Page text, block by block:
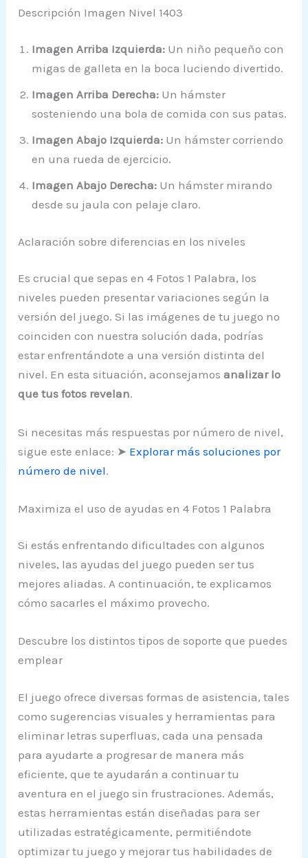
Descripción Imagen Nivel 1403
Imagen Arriba Izquierda: Un niño pequeño con
migas de galleta en la boca luciendo divertido.
Imagen Arriba Derecha: Un hámster
sosteniendo una bola de comida con sus patas.
Imagen Abajo Izquierda: Un hámster corriendo
en una rueda de ejercicio.
Imagen Abajo Derecha: Un hámster mirando
desde su jaula con pelaje claro.
Aclaración sobre diferencias en los niveles
Es crucial que sepas en 4 Fotos 1 Palabra, los
niveles pueden presentar variaciones según la
versión del juego. Si las imágenes de tu juego no
coinciden con nuestra solución dada, podrías
estar enfrentándote a una versión distinta del
nivel. En esta situación, aconsejamosanalizar lo
que tus fotos revelan.
Si necesitas más respuestas por número de nivel,
sigue este enlace: ➤ Explorar más soluciones por
número de nivel.
Maximiza el uso de ayudas en 4 Fotos 1 Palabra
Si estás enfrentando dificultades con algunos
niveles, las ayudas del juego pueden ser tus
mejores aliadas. A continuación, te explicamos
cómo sacarles el máximo provecho.
Descubre los distintos tipos de soporte que puedes
emplear
El juego ofrece diversas formas de asistencia, tales
como sugerencias visuales y herramientas para
eliminar letras superfluas, cada una pensada
para ayudarte a progresar de manera más
eficiente, que te ayudarán a continuar tu
aventura en el juego sin frustraciones. Además,
estas herramientas están diseñadas para ser
utilizadas estratégicamente, permitiéndote
optimizar tu juego y mejorar tus habilidades de